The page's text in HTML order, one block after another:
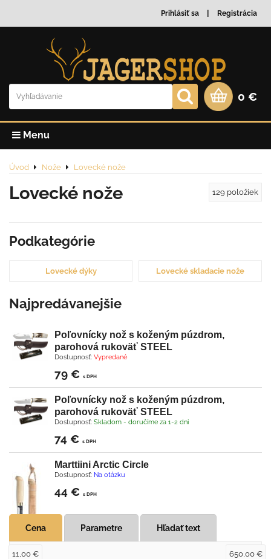
Prihlásiť sa Registrácia
0 €
Menu
Úvod Nože Lovecké nože
Lovecké nože 129 položiek
Podkategórie
Lovecké dýky Lovecké skladacie nože
Najpredávanejšie
Poľovnícky nož s koženým púzdrom,
parohová rukoväť STEEL
Dostupnosť: Vypredané
79 € s DPH
Poľovnícky nož s koženým púzdrom,
parohová rukoväť STEEL
Dostupnosť: Skladom - doručíme za 1-2 dni
74 € s DPH
Marttiini Arctic Circle
Dostupnosť: Na otázku
44 € s DPH
Cena Parametre Hľadať text
11,00 € 650,00 €